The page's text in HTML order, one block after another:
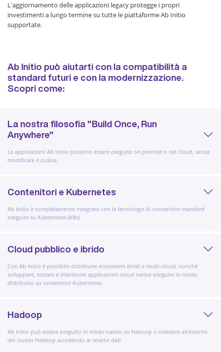
L'aggiornamento delle applicazioni legacy protegge i propri
investimenti a lungo termine su tutte le piattaforme Ab Initio
supportate.
Ab Initio può aiutarti con la compatibilità a
standard futuri e con la modernizzazione.
Scopri come:
La nostra filosofia "Build Once, Run
Anywhere"
Le applicazioni Ab Initio possono essere eseguite on premise o nel cloud, senza
modificare il codice.
Contenitori e Kubernetes
Ab Initio è completamente integrato con le tecnologie di contenitori standard
eseguite su Kubernetes (k8s).
Cloud pubblico e ibrido
Con Ab Initio è possibile distribuire ecosistemi ibridi e multi-cloud, nonché
sviluppare, testare e distribuire applicazioni cloud native eseguite in modo
distribuito su contenitori Kubernetes.
Hadoop
Ab Initio può essere eseguito in modo nativo su Hadoop o risiedere all'esterno
del cluster Hadoop accedendo ai relativi dati.